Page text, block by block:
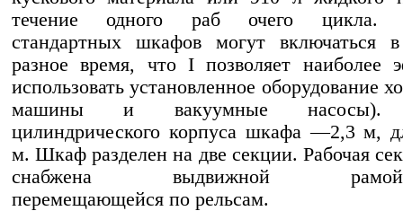
течение одного раб очего цикла.
стандартных шкафов могут включаться
разное время, что I позволяет наиболее
использовать установленное оборудование
машины и вакуумные насосы).
цилиндрического корпуса шкафа —2,3 м,
м. Шкаф разделен на две секции. Рабочая
снабжена выдвижной рамой-
перемещающейся по рельсам.